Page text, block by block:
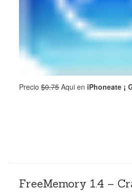
Precio $0.75 Aqui en iPhoneate ¡
FreeMemory 1.4 –